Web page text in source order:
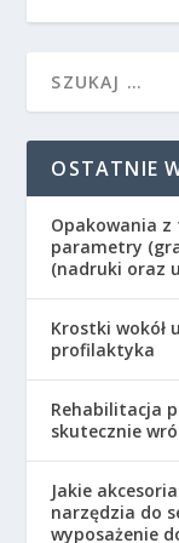
OSTATNIE
Opakowania
parametry
(nadruki oraz
Krostki wokół
profilaktyka
Rehabilitacja
skutecznie
Jakie
narzędzia do
wyposażenie